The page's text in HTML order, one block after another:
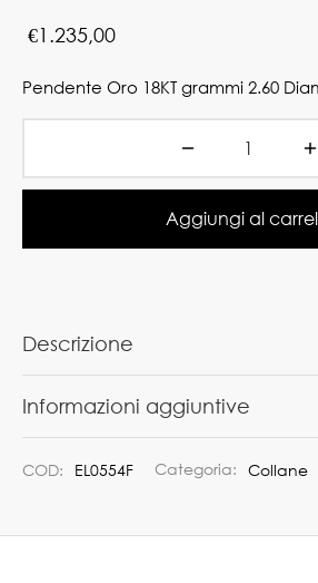
€1.235,00
Pendente Oro 18KT grammi 2.60
Aggiungi al
Descrizione
Informazioni aggiuntive
COD: EL0554F Categoria: Collane